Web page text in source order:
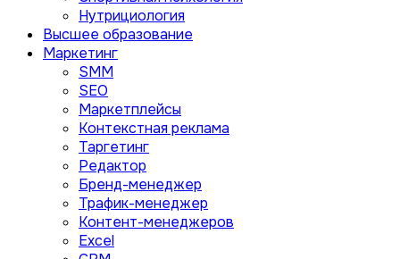
Нутрициология
Высшее образование
Маркетинг
SMM
SEO
Маркетплейсы
Контекстная реклама
Таргетинг
Редактор
Бренд-менеджер
Трафик-менеджер
Контент-менеджеров
Excel